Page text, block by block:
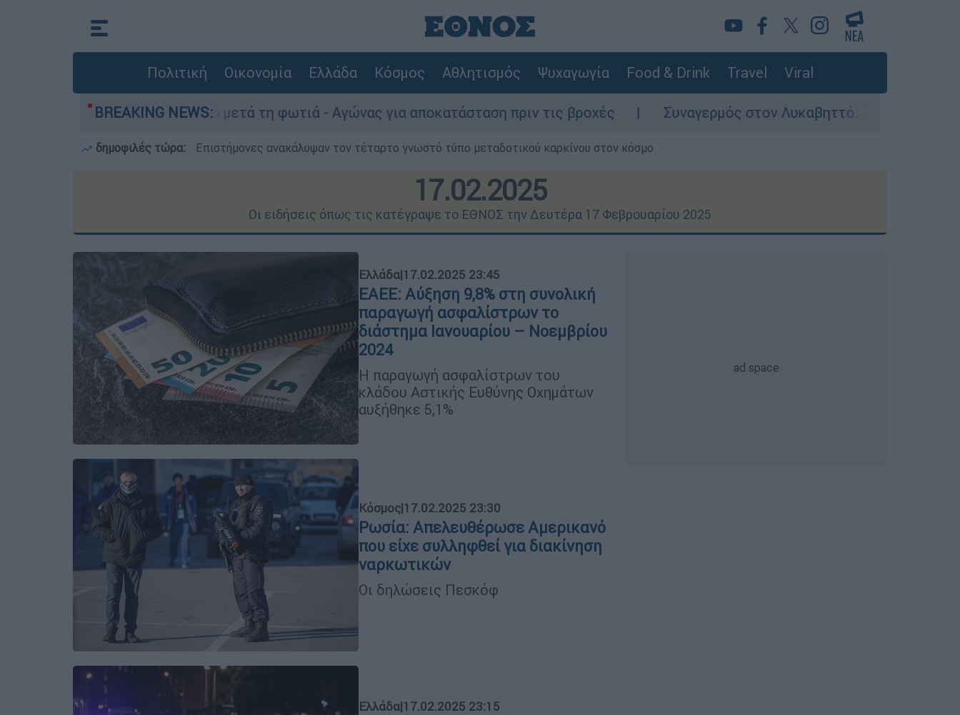
Πολιτική Οικονομία Ελλάδα Κόσμος Αθλητισμός Ψυχαγωγία Food & Drink Travel Viral
BREAKING NEWS:
Πόρτο Γερμανό μετά τη φωτιά - Αγώνας για αποκατάσταση πριν τις βροχές Συναγερμός στον Λυκαβηττό: Σορός σε προχωρημένη σήψη
δημοφιλές τώρα: Επιστήμονες ανακάλυψαν τον τέταρτο γνωστό τύπο μεταδοτικού καρκίνου στον κόσμο
17.02.2025
Οι ειδήσεις όπως τις κατέγραψε το ΕΘΝΟΣ την Δευτέρα 17 Φεβρουαρίου 2025
Ελλάδα|17.02.2025 23:45
ΕΑΕΕ: Αύξηση 9,8% στη συνολική
παραγωγή ασφαλίστρων το
διάστημα Ιανουαρίου – Νοεμβρίου
2024
Η παραγωγή ασφαλίστρων του
κλάδου Αστικής Ευθύνης Οχημάτων
αυξήθηκε 5,1%
Κόσμος|17.02.2025 23:30
Ρωσία: Απελευθέρωσε Αμερικανό
που είχε συλληφθεί για διακίνηση
ναρκωτικών
Οι δηλώσεις Πεσκόφ
Ελλάδα|17.02.2025 23:15